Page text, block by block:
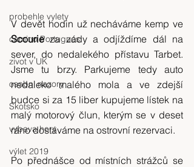
probehle vylety
camino Portugues
zivot v UK
osobni nazory
Skotsko
vybava hory
výlet 2019
Scourie za zády a odjíždíme dál na
sever, do nedalekého přístavu Tarbet.
Jsme tu brzy. Parkujeme tedy auto
nedaleko malého mola a ve zdejší
budce si za 15 liber kupujeme lístek na
malý motorový člun, kterým se v deset
ráno dostáváme na ostrovní rezervaci.
Po přednášce od místních strážců se